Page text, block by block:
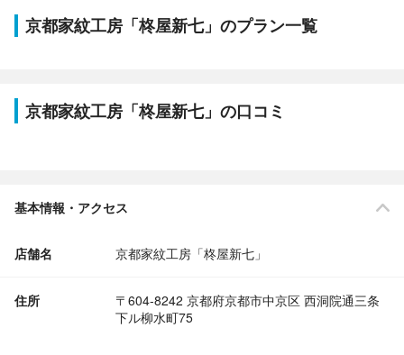
京都家紋工房「柊屋新七」のプラン一覧
京都家紋工房「柊屋新七」の口コミ
基本情報・アクセス
店舗名 京都家紋工房「柊屋新七」
住所
〒604-8242 京都府京都市中京区 西洞院通三条
下ル柳水町75